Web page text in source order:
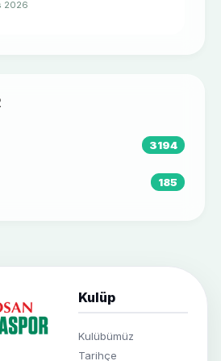
2026
3194
185
Kulüp
Kulübümüz
Tarihçe